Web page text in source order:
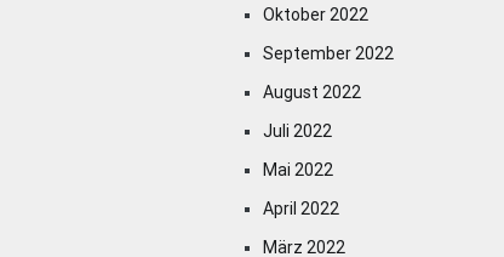
Oktober 2022
September 2022
August 2022
Juli 2022
Mai 2022
April 2022
März 2022